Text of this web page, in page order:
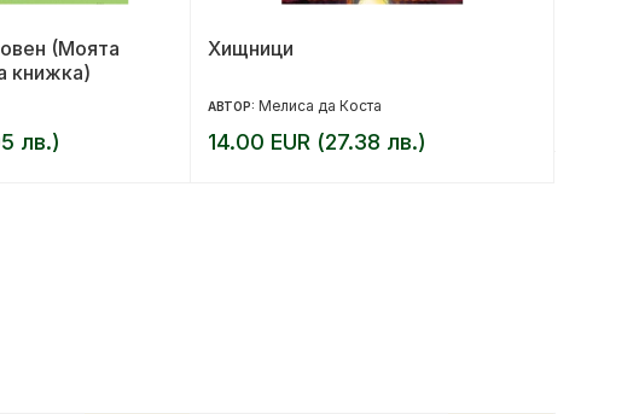
(Моята
книжка)
лв.)
Хищници
АВТОР: Мелиса да Коста
14.00 EUR (27.38 лв.)